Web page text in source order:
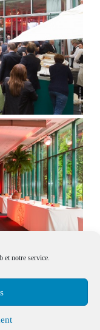
et notre service.